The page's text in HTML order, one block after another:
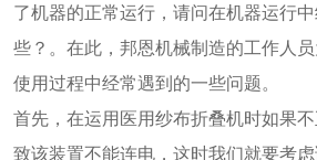
了机器的正常运行，请问在机器运行
些？。在此，邦恩机械制造的工作人
使用过程中经常遇到的一些问题。
首先，在运用医用纱布折叠机时如果
致该装置不能连电，这时我们就要考